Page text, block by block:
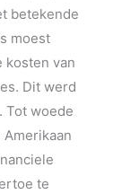
betekende
moest
kosten van
Dit werd
Tot woede
te